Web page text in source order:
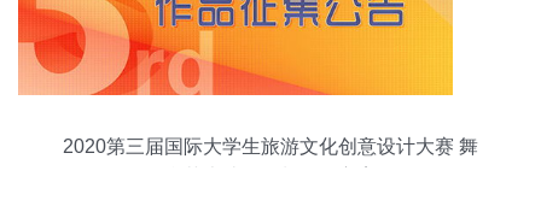
2020第三届国际大学生旅游文化创意设计大赛 舞